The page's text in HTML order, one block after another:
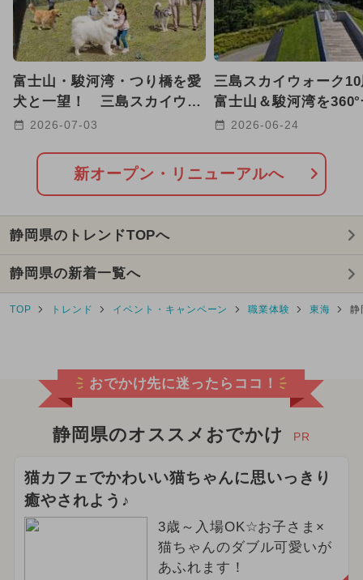
2026年1月のイベント
2024年12月のイベント
2025年10月のイベント
2026年8月のイベント
イルミネーション
2026年7月のイベント
2025年2月のイベント
2025年7月のイベント
2026年3月のイベント
2024年11月のイベント
2025年1月のイベント
2025年5月のイベント
2025年8月のイベント
富士山・駿河湾・つり橋を愛
犬と一望！ 三島スカイウォ
ークに絶景ドッグラン誕生
2026-07-03
三島スカイウォーク
富士山＆駿河湾を
きる展望カフェが新
2026-06-24
新オープン・リニューアルへ
静岡県のトレンドTOPへ
静岡県の新着一覧へ
TOP トレンド イベント・キャンペーン 職業体験 東海 静
おでかけ先に迷ったらココ！
静岡県のオススメおでかけ PR
猫カフェでかわいい猫ちゃんに思いっきり
癒やされよう♪
3歳～入場OK☆お子さま×
猫ちゃんのダブル可愛いが
あふれます！